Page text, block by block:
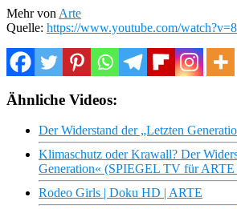
Mehr von Arte
Quelle: https://www.youtube.com/
Ähnliche Videos:
Der Widerstand der „Letzten
Klimaschutz oder Krawall? Der
Generation« (SPIEGEL TV für ARTE
Rodeo Girls | Doku HD | ARTE